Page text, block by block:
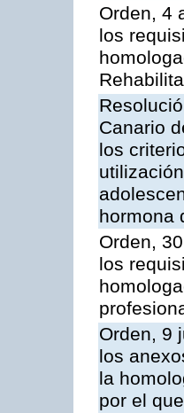
Orden, 4
los
Canario
los
hormona
Orden,
los
Orden, 9
los
la
por el